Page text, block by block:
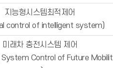
지능형시스템최적제어
control of intelligent system)
미래차 충전시스템 제어
System Control of Future Mobilit